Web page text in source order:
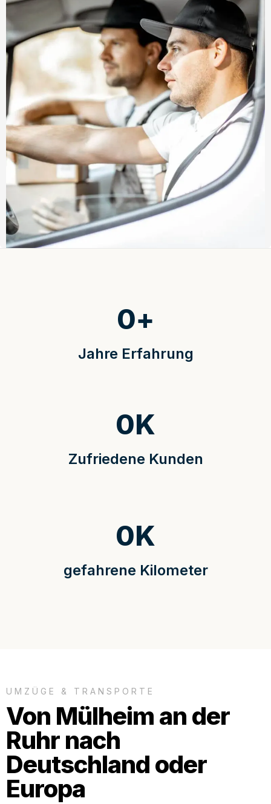
Jahre Erfahrung
0+
Zufriedene Kunden
0K
gefahrene Kilometer
0K
UMZÜGE & TRANSPORTE
Von Mülheim an der
Ruhr nach
Deutschland oder
Europa